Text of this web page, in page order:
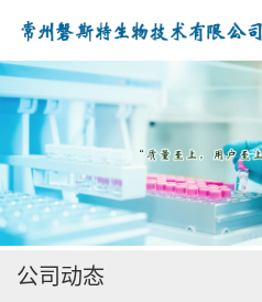
公司首页
公司介绍
公司动态
公司动态